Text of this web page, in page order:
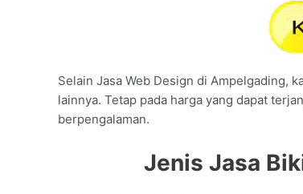
Selain Jasa Web Design di Ampelgading,
lainnya. Tetap pada harga yang dapat
berpengalaman.
Jenis Jasa